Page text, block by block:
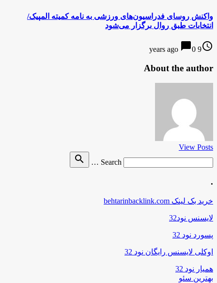
واکنش روسای فدراسیون‌های ورزشی به نامه کمیته المپیک/
انتخابات طبق روال برگزار می‌شود
access_time
9 years ago
chat_bubble0
About the author
View Posts
Search …
search
.
خرید بک لینک behtarinbacklink.com
لایسنس نود32
پسورد نود 32
اوکلی لایسنس رایگان نود 32
همیار نود 32
بهترین سئو